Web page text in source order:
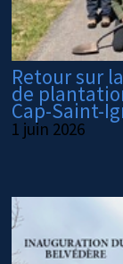
Retour sur
de
Cap-Saint-
1 juin 2026